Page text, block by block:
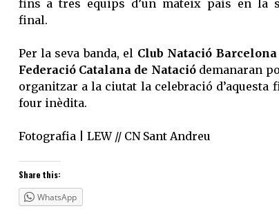
fins a tres equips d’un mateix país en la
final.
Per la seva banda, el Club Natació Barcelona
Federació Catalana de Nataciódemanaran
organitzar a la ciutat la celebració d’aquesta
four inèdita.
Fotografia | LEW // CN Sant Andreu
Share this:
WhatsApp